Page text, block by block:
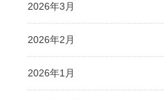
2026年3月
2026年2月
2026年1月